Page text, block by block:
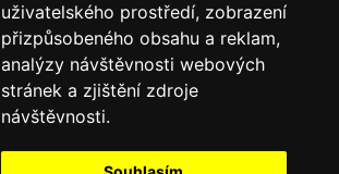
uživatelského prostředí, zobrazení
přizpůsobeného obsahu a reklam,
analýzy návštěvnosti webových
stránek a zjištění zdroje
návštěvnosti.